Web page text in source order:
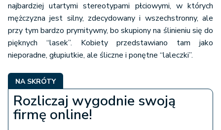
najbardziej utartymi stereotypami płciowymi, w których
mężczyzna jest silny, zdecydowany i wszechstronny, ale
przy tym bardzo prymitywny, bo skupiony na ślinieniu się do
pięknych “lasek”. Kobiety przedstawiano tam jako
nieporadne, głupiutkie, ale śliczne i ponętne “laleczki”.
NA SKRÓTY
Rozliczaj wygodnie swoją
firmę online!